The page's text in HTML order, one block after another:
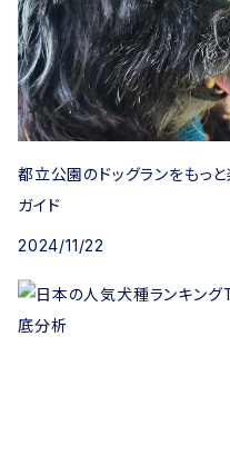
都立公園のドッグランをもっ
ガイド
2024/11/22